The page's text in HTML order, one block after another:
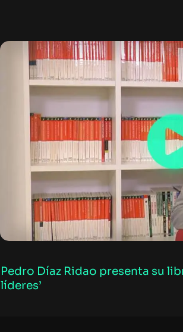
Pedro Díaz Ridao presenta su
líderes’